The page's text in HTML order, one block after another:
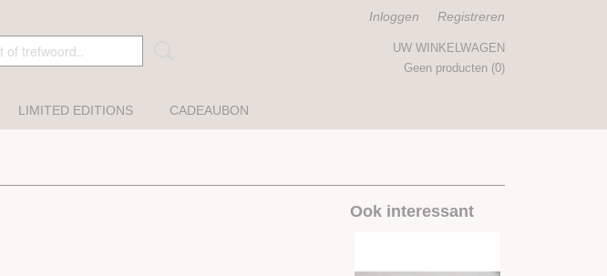
Inloggen Registreren
UW WINKELWAGEN
Geen producten (0)
LIMITED EDITIONS CADEAUBON
Ook interessant